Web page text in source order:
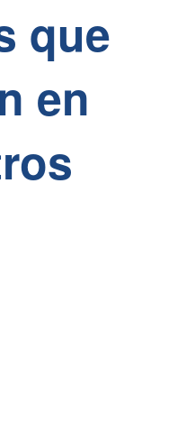
que
en